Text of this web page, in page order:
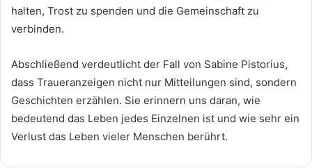
halten, Trost zu spenden und die Gemeinschaft zu
verbinden.
Abschließend verdeutlicht der Fall von Sabine Pistorius,
dass Traueranzeigen nicht nur Mitteilungen sind, sondern
Geschichten erzählen. Sie erinnern uns daran, wie
bedeutend das Leben jedes Einzelnen ist und wie sehr ein
Verlust das Leben vieler Menschen berührt.